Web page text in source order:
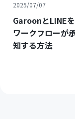
2025/07/07
GaroonとLINE
ワークフローが
知する方法